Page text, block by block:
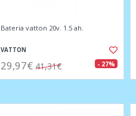
Bateria vatton 20v. 1.5 ah.
VATTON
29,97€ 41,31€ - 27%